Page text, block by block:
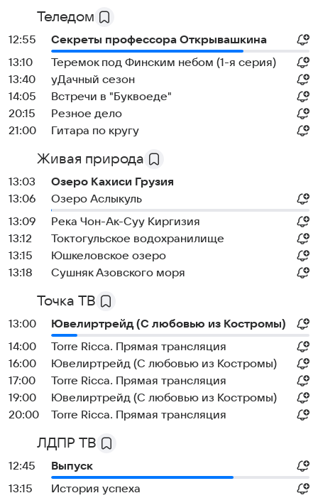
Теледом
12:55
Секреты профессора Открывашкина
13:10
Теремок под Финским небом (1-я серия)
13:40
уДачный сезон
14:05
Встречи в "Буквоеде"
20:15
Резное дело
21:00
Гитара по кругу
Живая природа
13:03
Озеро Кахиси Грузия
13:06
Озеро Аслыкуль
13:09
Река Чон-Ак-Суу Киргизия
13:12
Токтогульское водохранилище
13:15
Юшкеловское озеро
13:18
Сушняк Азовского моря
Точка ТВ
13:00
Ювелиртрейд (С любовью из Костромы)
14:00
Torre Ricca. Прямая трансляция
16:00
Ювелиртрейд (С любовью из Костромы)
17:00
Torre Ricca. Прямая трансляция
19:00
Ювелиртрейд (С любовью из Костромы)
20:00
Torre Ricca. Прямая трансляция
ЛДПР ТВ
12:45
Выпуск
13:15
История успеха